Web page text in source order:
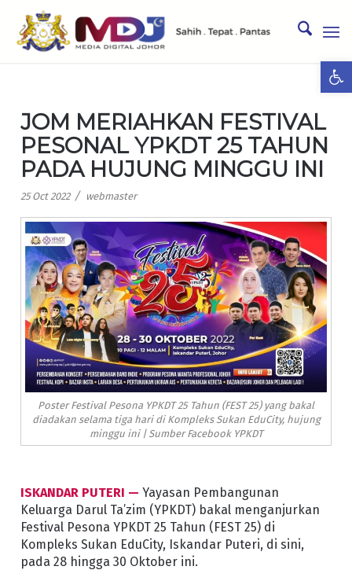
JOM MERIAHKAN FESTIVAL
PESONAL YPKDT 25 TAHUN
PADA HUJUNG MINGGU INI
25 Oct 2022 / webmaster
Poster Festival Pesona YPKDT 25 Tahun (FEST 25) yang bakal
diadakan selama tiga hari di Kompleks Sukan EduCity, hujung
minggu ini | Sumber Facebook YPKDT
ISKANDAR PUTERI — Yayasan Pembangunan
Keluarga Darul Ta’zim (YPKDT) bakal menganjurkan
Festival Pesona YPKDT 25 Tahun (FEST 25) di
Kompleks Sukan EduCity, Iskandar Puteri, di sini,
pada 28 hingga 30 Oktober ini.